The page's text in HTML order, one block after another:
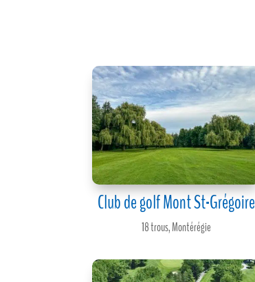
Club de golf Mont St-Grégoire
18 trous,Montérégie